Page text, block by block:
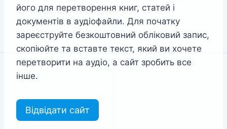
його для перетворення книг, статей і
документів в аудіофайли. Для початку
зареєструйте безкоштовний обліковий запис,
скопіюйте та вставте текст, який ви хочете
перетворити на аудіо, а сайт зробить все
інше.
Відвідати сайт